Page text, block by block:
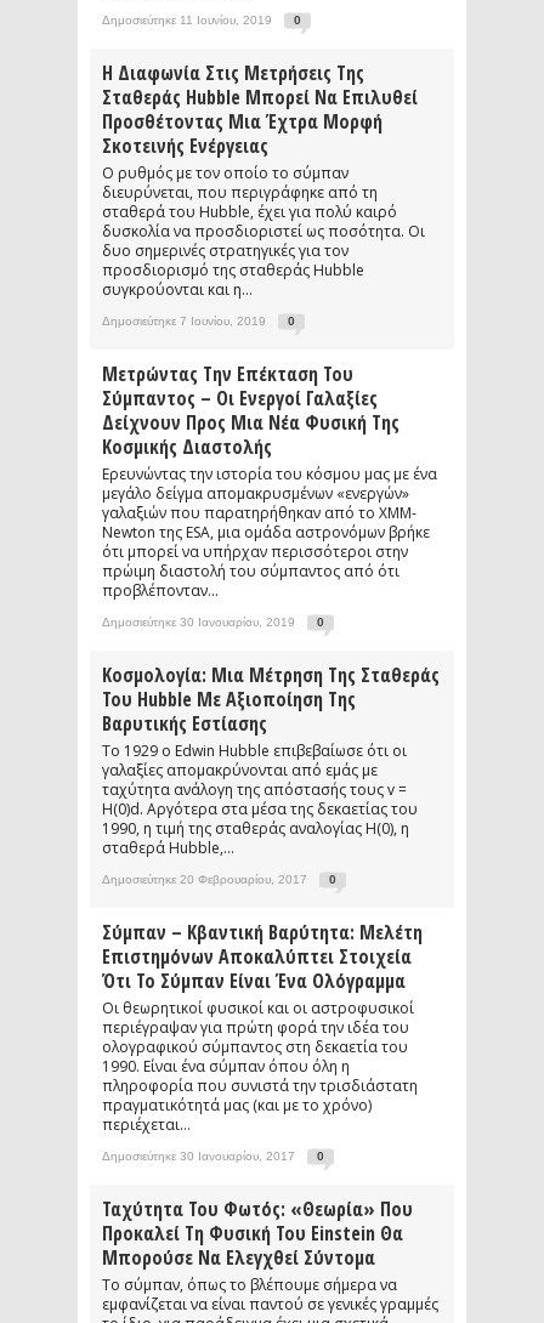
Δημοσιεύτηκε 11 Ιουνίου, 2019 0
Η Διαφωνία Στις Μετρήσεις Της
Σταθεράς Hubble Μπορεί Να Επιλυθεί
Προσθέτοντας Μια Έχτρα Μορφή
Σκοτεινής Ενέργειας
Ο ρυθμός με τον οποίο το σύμπαν
διευρύνεται, που περιγράφηκε από τη
σταθερά του Hubble, έχει για πολύ καιρό
δυσκολία να προσδιοριστεί ως ποσότητα. Οι
δυο σημερινές στρατηγικές για τον
προσδιορισμό της σταθεράς Hubble
συγκρούονται και η...
Δημοσιεύτηκε 7 Ιουνίου, 2019 0
Μετρώντας Την Επέκταση Του
Σύμπαντος – Οι Ενεργοί Γαλαξίες
Δείχνουν Προς Μια Νέα Φυσική Της
Κοσμικής Διαστολής
Ερευνώντας την ιστορία του κόσμου μας με ένα
μεγάλο δείγμα απομακρυσμένων «ενεργών»
γαλαξιών που παρατηρήθηκαν από το XMM-
Newton της ESA, μια ομάδα αστρονόμων βρήκε
ότι μπορεί να υπήρχαν περισσότεροι στην
πρώιμη διαστολή του σύμπαντος από ότι
προβλέπονταν...
Δημοσιεύτηκε 30 Ιανουαρίου, 2019 0
Κοσμολογία: Μια Μέτρηση Της Σταθεράς
Του Hubble Με Αξιοποίηση Της
Βαρυτικής Εστίασης
Το 1929 ο Edwin Hubble επιβεβαίωσε ότι οι
γαλαξίες απομακρύνονται από εμάς με
ταχύτητα ανάλογη της απόστασής τους v =
H(0)d. Αργότερα στα μέσα της δεκαετίας του
1990, η τιμή της σταθεράς αναλογίας H(0), η
σταθερά Hubble,...
Δημοσιεύτηκε 20 Φεβρουαρίου, 2017 0
Σύμπαν – Κβαντική Βαρύτητα: Μελέτη
Επιστημόνων Αποκαλύπτει Στοιχεία
Ότι Το Σύμπαν Είναι Ένα Ολόγραμμα
Οι θεωρητικοί φυσικοί και οι αστροφυσικοί
περιέγραψαν για πρώτη φορά την ιδέα του
ολογραφικού σύμπαντος στη δεκαετία του
1990. Είναι ένα σύμπαν όπου όλη η
πληροφορία που συνιστά την τρισδιάστατη
πραγματικότητά μας (και με το χρόνο)
περιέχεται...
Δημοσιεύτηκε 30 Ιανουαρίου, 2017 0
Ταχύτητα Του Φωτός: «Θεωρία» Που
Προκαλεί Τη Φυσική Του Einstein Θα
Μπορούσε Να Ελεγχθεί Σύντομα
Το σύμπαν, όπως το βλέπουμε σήμερα να
εμφανίζεται να είναι παντού σε γενικές γραμμές